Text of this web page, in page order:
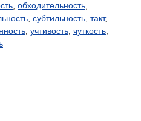
обходительность
субтильность такт,
учтивость чуткость